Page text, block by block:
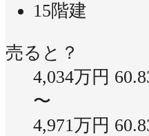
15階建
売ると？
4,034万円
〜
4,971万円